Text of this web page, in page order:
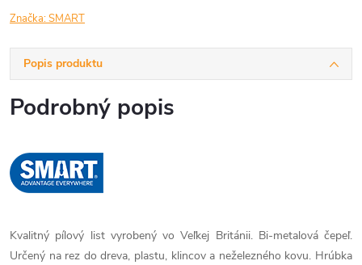
Značka:SMART
Popis produktu
Podrobný popis
Kvalitný pílový list vyrobený vo Veľkej Británii. Bi-metalová čepeľ.
Určený na rez do dreva, plastu, klincov a neželezného kovu. Hrúbka